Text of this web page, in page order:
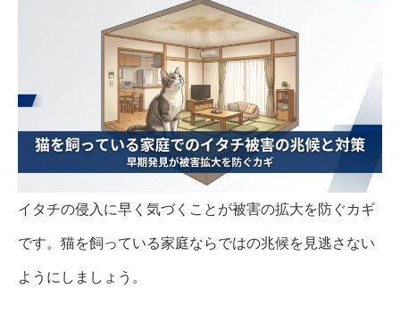
イタチの侵入に早く気づくことが被害の拡大を防ぐカギ
です。猫を飼っている家庭ならではの兆候を見逃さない
ようにしましょう。